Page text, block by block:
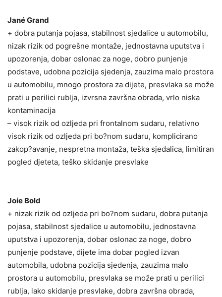
Jané Grand
+ dobra putanja pojasa, stabilnost sjedalice u automobilu,
nizak rizik od pogrešne montaže, jednostavna uputstva i
upozorenja, dobar oslonac za noge, dobro punjenje
podstave, udobna pozicija sjedenja, zauzima malo prostora
u automobilu, mnogo prostora za dijete, presvlaka se može
prati u perilici rublja, izvrsna završna obrada, vrlo niska
kontaminacija
– visok rizik od ozljeda pri frontalnom sudaru, relativno
visok rizik od ozljeda pri bo?nom sudaru, komplicirano
zakop?avanje, nespretna montaža, teška sjedalica, limitiran
pogled djeteta, teško skidanje presvlake
Joie Bold
+ nizak rizik od ozljeda pri bo?nom sudaru, dobra putanja
pojasa, stabilnost sjedalice u automobilu, jednostavna
uputstva i upozorenja, dobar oslonac za noge, dobro
punjenje podstave, dijete ima dobar pogled izvan
automobila, udobna pozicija sjedenja, zauzima malo
prostora u automobilu, presvlaka se može prati u perilici
rublja, lako skidanje presvlake, dobra završna obrada,